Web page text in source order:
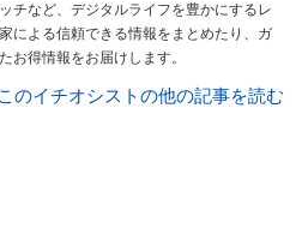
チなど、デジタルライフを豊かにするレ
による信頼できる情報をまとめたり、ガ
お得情報をお届けします。
このイチオシストの他の記事を読む